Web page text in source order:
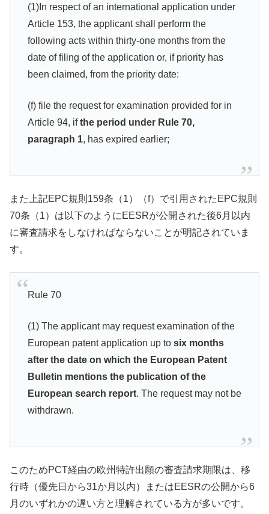
(1)In respect of an international application under
Article 153, the applicant shall perform the
following acts within thirty-one months from the
date of filing of the application or, if priority has
been claimed, from the priority date:
(f) file the request for examination provided for in
Article 94, ifthe period under Rule 70,
paragraph 1, has expired earlier;
また上記EPC規則159条（1）（f）で引用されたEPC規則
70条（1）は以下のようにEESRが公開された後6月以内
に審査請求をしなければならないことが明記されていま
す。
Rule 70
(1) The applicant may request examination of the
European patent application up to six months
after the date on which the European Patent
Bulletin mentions the publication of the
European search report. The request may not be
withdrawn.
このためPCT経由の欧州特許出願の審査請求期限は、移
行時（優先日から31か月以内）またはEESRの公開から6
月のいずれかの遅い方と理解されている方が多いです。